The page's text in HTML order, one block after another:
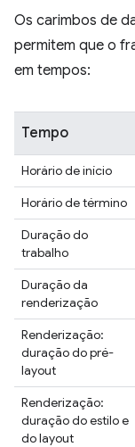
Os carimbos de
permitem que o
em tempos:
Tempo
Horário de início
Horário de término
Duração do
trabalho
Duração da
renderização
Renderização:
duração do pré-
layout
Renderização:
duração do estilo e
do layout